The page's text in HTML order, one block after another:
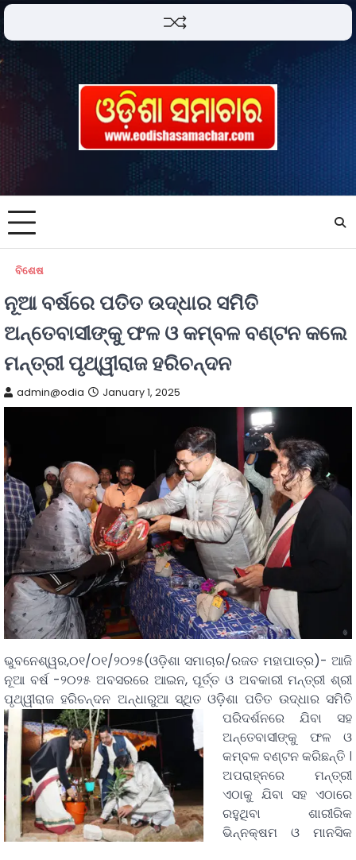
ବିଶେଷ
ନୂଆ ବର୍ଷରେ ପତିତ ଉଦ୍ଧାର ସମିତି
ଅନ୍ତେବାସୀଙ୍କୁ ଫଳ ଓ କମ୍ବଳ ବଣ୍ଟନ କଲେ
ମନ୍ତ୍ରୀ ପୃଥ୍ୱୀରାଜ ହରିଚନ୍ଦନ
admin@odia January 1, 2025
ଭୁବନେଶ୍ୱର,୦୧/୦୧/୨୦୨୫(ଓଡ଼ିଶା ସମାଚାର/ରଜତ ମହାପାତ୍ର)- ଆଜି
ନୂଆ ବର୍ଷ -୨୦୨୫ ଅବସରରେ ଆଇନ, ପୂର୍ତ୍ତ ଓ ଅବକାରୀ ମନ୍ତ୍ରୀ ଶ୍ରୀ
ପୃଥ୍ୱୀରାଜ ହରିଚନ୍ଦନ ଅନ୍ଧାରୁଆ ସ୍ଥିତଓଡ଼ିଶା ପତିତ ଉଦ୍ଧାର ସମିତି
ପରିଦର୍ଶନରେ ଯିବା ସହ
ଅନ୍ତେବାସୀଙ୍କୁ ଫଳ ଓ
କମ୍ବଳ ବଣ୍ଟନ କରିଛନ୍ତି ।
ଅପରାହ୍ନରେ ମନ୍ତ୍ରୀ
ଏଠାକୁ ଯିବା ସହ ଏଠାରେ
ରହୁଥିବା ଶାରୀରିକ
ଭିନ୍ନକ୍ଷମ ଓ ମାନସିକ